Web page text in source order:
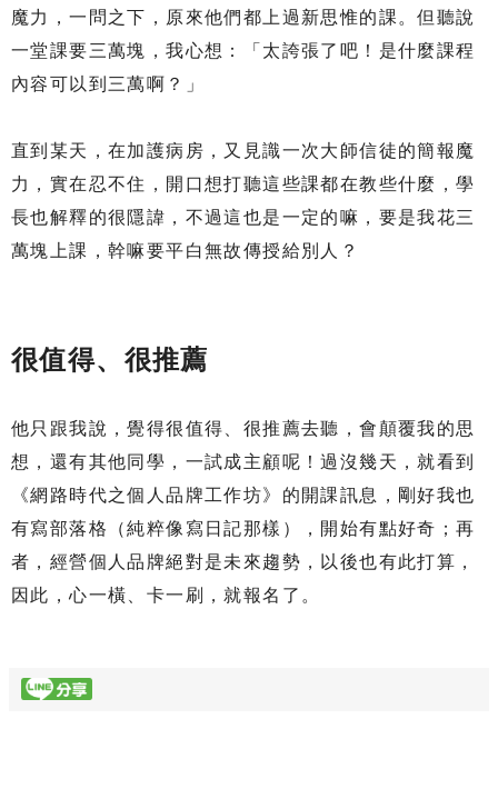
魔力，一問之下，原來他們都上過新思惟的課。但聽說
一堂課要三萬塊，我心想：「太誇張了吧！是什麼課程
內容可以到三萬啊？」
直到某天，在加護病房，又見識一次大師信徒的簡報魔
力，實在忍不住，開口想打聽這些課都在教些什麼，學
長也解釋的很隱諱，不過這也是一定的嘛，要是我花三
萬塊上課，幹嘛要平白無故傳授給別人？
很值得、很推薦
他只跟我說，覺得很值得、很推薦去聽，會顛覆我的思
想，還有其他同學，一試成主顧呢！過沒幾天，就看到
《網路時代之個人品牌工作坊》的開課訊息，剛好我也
有寫部落格（純粹像寫日記那樣），開始有點好奇；再
者，經營個人品牌絕對是未來趨勢，以後也有此打算，
因此，心一橫、卡一刷，就報名了。